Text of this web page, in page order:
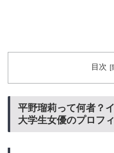
目次
平野瑠莉って何者？
大学生女優のプロフ